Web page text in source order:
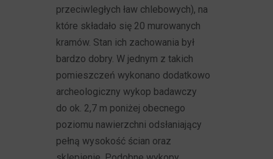
przeciwległych ław chlebowych), na
które składało się 20 murowanych
kramów. Stan ich zachowania był
bardzo dobry. W jednym z takich
pomieszczeń wykonano dodatkowo
archeologiczny wykop badawczy
do ok. 2,7 m poniżej obecnego
poziomu nawierzchni odsłaniający
pełną wysokość ścian oraz